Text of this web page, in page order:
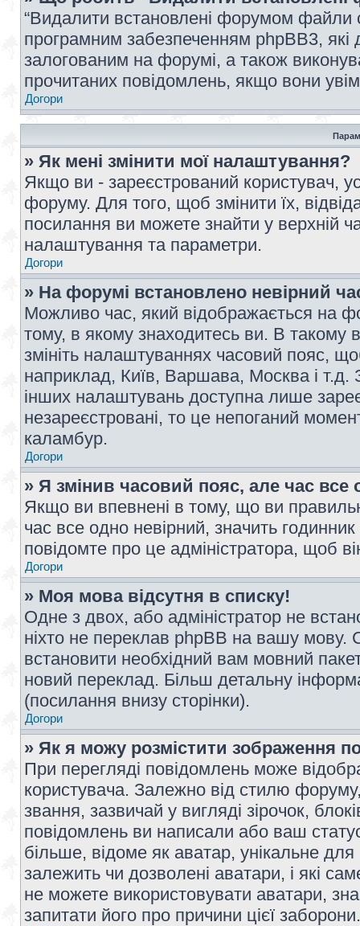
“Видалити встановлені форумом файли
програмним забезпеченням phpBB3,
залогованим на форумі, а також
прочитаних повідомлень, якщо вони
Догори
» Як мені змінити мої налаштування?
Якщо ви - зареєстрований користувач,
форуму. Для того, щоб змінити їх,
посилання ви можете знайти у верхній
налаштування та параметри.
Догори
» На форумі встановлено невірний
Можливо час, який відображається на
тому, в якому знаходитесь ви. В такому
змініть налаштуваннях часовий пояс,
наприклад, Київ, Варшава, Москва і т.д.
інших налаштувань доступна лише
незареєстровані, то це непоганий
каламбур.
Догори
» Я змінив часовий пояс, але час все
Якщо ви впевнені в тому, що ви
час все одно невірний, значить
повідомте про це адміністратора, щоб
Догори
» Моя мова відсутня в списку!
Одне з двох, або адміністратор не
ніхто не переклав phpBB на вашу мову.
встановити необхідний вам мовний
новий переклад. Більш детальну
(посилання внизу сторінки).
Догори
» Як я можу розмістити зображення
При перегляді повідомлень може
користувача. Залежно від стилю
звання, зазвичай у вигляді зірочок,
повідомлень ви написали або ваш
більше, відоме як аватар, унікальне
залежить чи дозволені аватари, і які
не можете використовувати аватари,
запитати його про причини цієї заборони.